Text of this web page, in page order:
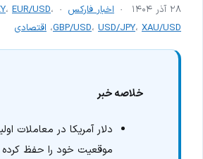
۲۸ آذر ۱۴۰۴ اخبار فارکس ، EUR/USD،
GBP/USD، USD/JPY، XAU/USD ، اقتصادی
خلاصه خبر
دلار آمریکا در معاملات
موقعیت خود را حفظ